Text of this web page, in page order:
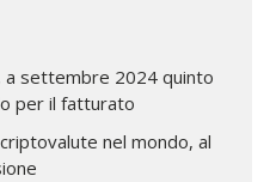
a settembre 2024 quinto
per il fatturato
nel mondo, al